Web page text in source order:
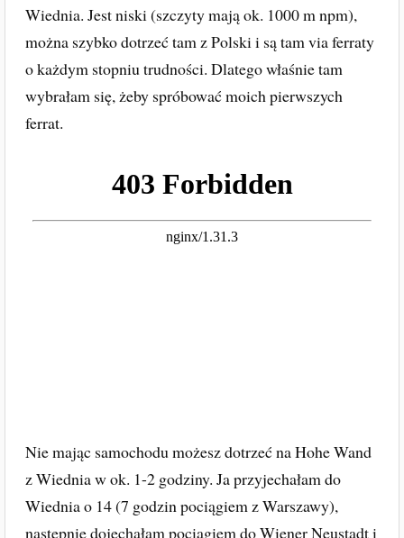
Wiednia. Jest niski (szczyty mają ok. 1000 m npm),
można szybko dotrzeć tam z Polski i są tam via ferraty
o każdym stopniu trudności. Dlatego właśnie tam
wybrałam się, żeby spróbować moich pierwszych
ferrat.
Nie mając samochodu możesz dotrzeć na Hohe Wand
z Wiednia w ok. 1-2 godziny. Ja przyjechałam do
Wiednia o 14 (7 godzin pociągiem z Warszawy),
następnie dojechałam pociągiem do Wiener Neustadt i